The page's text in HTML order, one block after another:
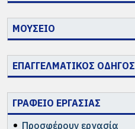
ΜΟΥΣΕΙΟ
ΕΠΑΓΓΕΛΜΑΤΙΚΟΣ ΟΔΗΓΟΣ
ΓΡΑΦΕΙΟ ΕΡΓΑΣΙΑΣ
Προσφέρουν εργασία